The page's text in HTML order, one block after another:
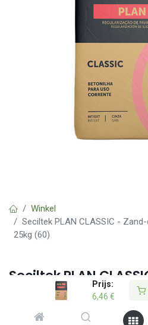
Prijs:
6,46 €
Winkel
Seciltek PLAN CLASSIC -
25kg (60)
Seciltek PLAN
cement mortel /
(0 beoordeling)